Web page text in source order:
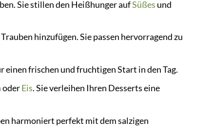
Sie stillen den Heißhunger aufSüßes und
hinzufügen. Sie passen hervorragend zu
frischen und fruchtigen Start in den Tag.
oderEis. Sie verleihen Ihren Desserts eine
harmoniert perfekt mit dem salzigen